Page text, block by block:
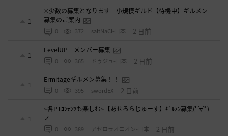
1
※少数の募集となります 小規模ギルド【待機中】ギルメン
募集のご案内
0 372 saltNaCl-日本 2 日前
1
LevelUP メンバー募集
0 365 ドゥジュ-日本 2 日前
1
Ermitageギルメン募集！！
0 395 swordEX 2 日前
1
~各PTｺﾝﾃﾝﾂも楽しむ~【あせろらじゅーす】ｷﾞﾙﾒﾝ募集(ﾟ∀ﾟ)
ノ
0 389 アセロラオニオン-日本 2 日前